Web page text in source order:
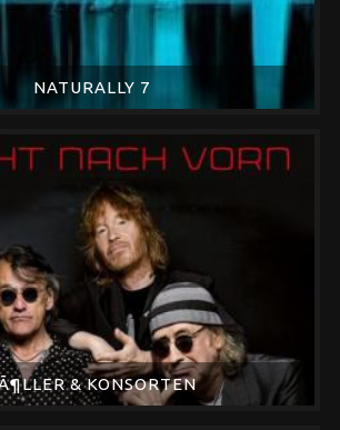
NATURALLY 7
& KONSORTEN